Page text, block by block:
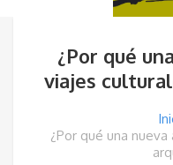
¿Por qué
viajes
¿Por qué una